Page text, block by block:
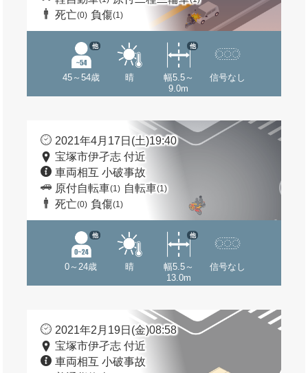
死亡(0) 負傷(1)
45～54歳
他
晴
幅5.5～
9.0m
他
信号なし
2021年4月17日(土)19:40
宝塚市伊孑志 付近
車両相互 小破事故
原付自転車(1) 自転車(1)
死亡(0) 負傷(1)
0～24歳
他
晴
幅5.5～
13.0m
他
信号なし
2021年2月19日(金)08:58
宝塚市伊孑志 付近
車両相互 小破事故